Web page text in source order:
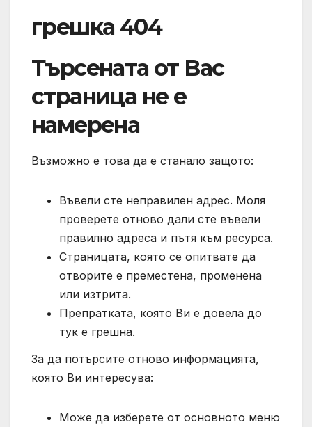
грешка 404
Търсената от Вас
страница не е
намерена
Възможно е това да е станало защото:
Въвели сте неправилен адрес. Моля
проверете отново дали сте въвели
правилно адреса и пътя към ресурса.
Страницата, която се опитвате да
отворите е преместена, променена
или изтрита.
Препратката, която Ви е довела до
тук е грешна.
За да потърсите отново информацията,
която Ви интересува:
Може да изберете от основното меню